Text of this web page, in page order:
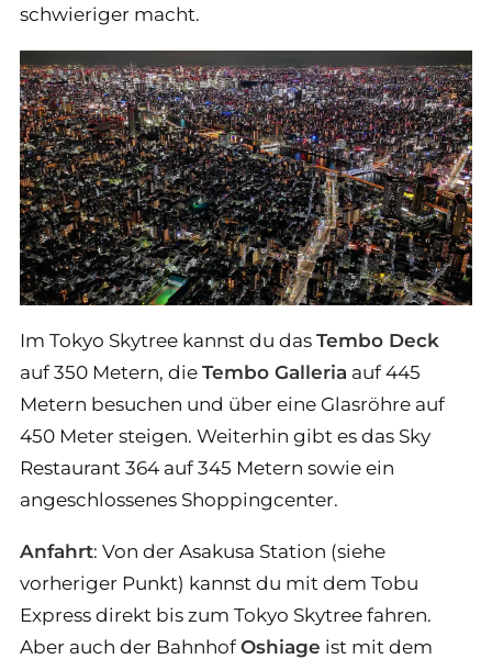
schwieriger macht.
Im Tokyo Skytree kannst du das Tembo Deck
auf 350 Metern, die Tembo Galleria auf 445
Metern besuchen und über eine Glasröhre auf
450 Meter steigen. Weiterhin gibt es das Sky
Restaurant 364 auf 345 Metern sowie ein
angeschlossenes Shoppingcenter.
Anfahrt: Von der Asakusa Station (siehe
vorheriger Punkt) kannst du mit dem Tobu
Express direkt bis zum Tokyo Skytree fahren.
Aber auch der BahnhofOshiage ist mit dem